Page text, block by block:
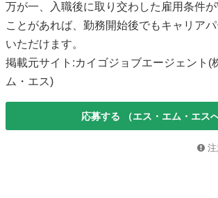
万が一、入職後に取り交わした雇用条件
ことがあれば、勤務開始後でもキャリア
いただけます。
掲載元サイト:カイゴジョブエージェント(
ム・エス)
応募する （エス・エム・エスへ